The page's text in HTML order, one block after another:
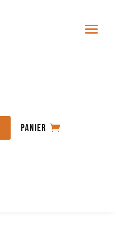
Panier 